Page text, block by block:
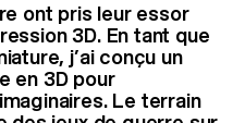
ont pris leur essor
3D. En tant que
j’ai conçu un
en 3D pour
Le terrain